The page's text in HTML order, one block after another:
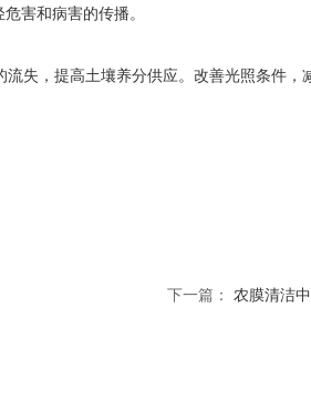
害和病害的传播。
失，提高土壤养分供应。改善光照条件，
下一篇： 农膜清洁